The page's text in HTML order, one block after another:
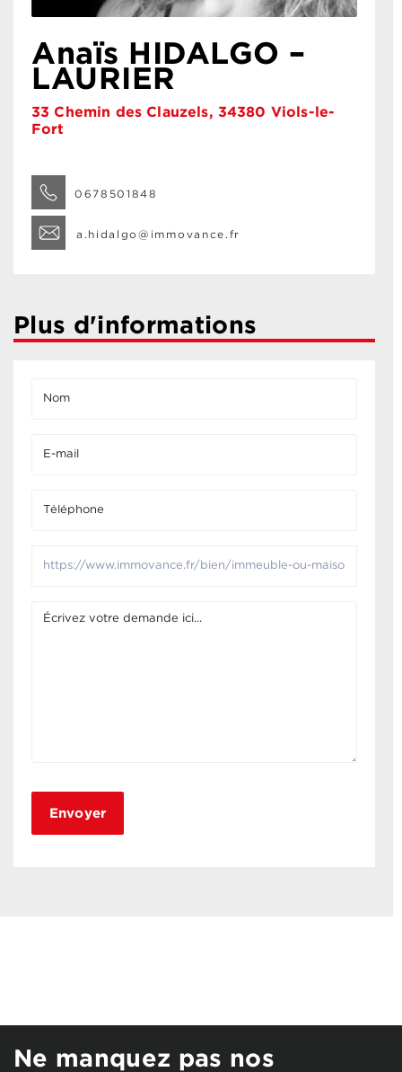
Anaïs HIDALGO –
LAURIER
33 Chemin des Clauzels, 34380 Viols-le-
Fort
0678501848
a.hidalgo@immovance.fr
Plus d'informations
Ne manquez pas nos